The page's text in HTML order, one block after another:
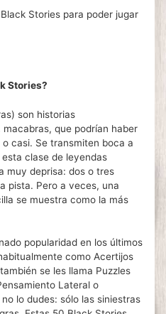
Stories para poder jugar
Stories?
son historias
que podrían haber
casi. Se transmiten boca a
clase de leyendas
muy deprisa: dos o tres
pista. Pero a veces, una
se muestra como la más
popularidad en los últimos
como Acertijos
se les llama Puzzles
Lateral o
lo dudes: sólo las siniestras